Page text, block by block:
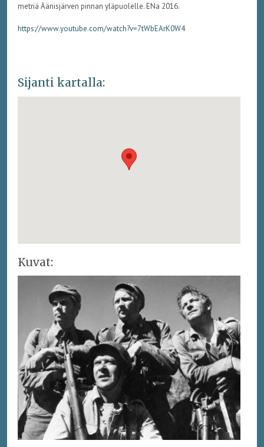
metriä Äänisjärven pinnan yläpuolelle. ENa 2016.
https://www.youtube.com/watch?v=7tWbEArK0W4
Sijanti kartalla:
Kuvat: